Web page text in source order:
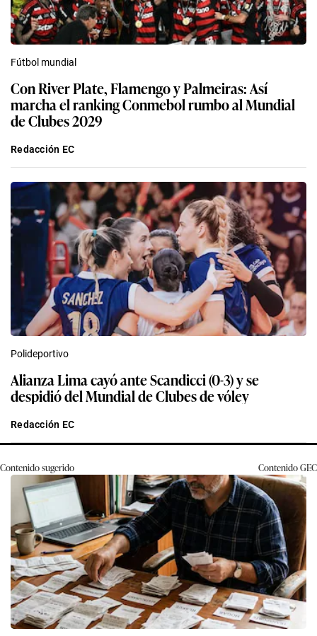
Fútbol mundial
Con River Plate, Flamengo y Palmeiras: Así
marcha el ranking Conmebol rumbo al Mundial
de Clubes 2029
Redacción EC
Polideportivo
Alianza Lima cayó ante Scandicci (0-3) y se
despidió del Mundial de Clubes de vóley
Redacción EC
Contenido sugerido ContenidoGEC